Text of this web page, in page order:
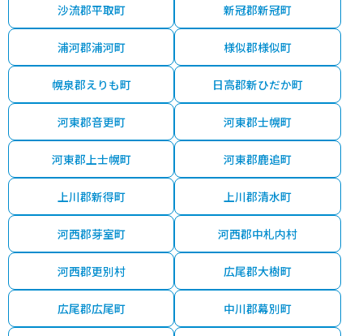
沙流郡平取町 新冠郡新冠町
浦河郡浦河町 様似郡様似町
幌泉郡えりも町 日高郡新ひだか町
河東郡音更町 河東郡士幌町
河東郡上士幌町 河東郡鹿追町
上川郡新得町 上川郡清水町
河西郡芽室町 河西郡中札内村
河西郡更別村 広尾郡大樹町
広尾郡広尾町 中川郡幕別町